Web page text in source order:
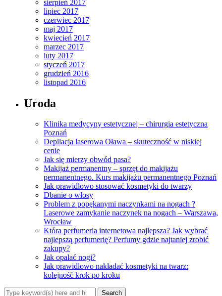
sierpień 2017
lipiec 2017
czerwiec 2017
maj 2017
kwiecień 2017
marzec 2017
luty 2017
styczeń 2017
grudzień 2016
listopad 2016
Uroda
Klinika medycyny estetycznej – chirurgia estetyczna
Poznań
Depilacja laserowa Oława – skuteczność w niskiej
cenie
Jak się mierzy obwód pasa?
Makijaż permanentny – sprzęt do makijażu
permanentnego. Kurs makijażu permanentnego Poznań
Jak prawidłowo stosować kosmetyki do twarzy
Dbanie o włosy
Problem z popękanymi naczynkami na nogach ?
Laserowe zamykanie naczynek na nogach – Warszawa,
Wrocław
Która perfumeria internetowa najlepsza? Jak wybrać
najlepszą perfumerię? Perfumy gdzie najtaniej zrobić
zakupy?
Jak opalać nogi?
Jak prawidłowo nakładać kosmetyki na twarz:
kolejność krok po kroku